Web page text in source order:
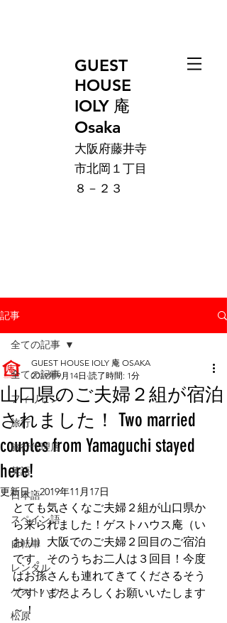
GUEST
HOUSE
IOLY 庵
Osaka
大阪府藤井寺
市北岡１丁目
８－２３
記事
全ての記事
フィリピン
旅行
旅行代理店
英語
日本語
スペイン語
自転車
レンタル
ゲストハウス
松原
全ての記事
山口県のご夫婦２組が宿泊
されました！ Two married
couples from Yamaguchi stayed
here!
GUEST HOUSE IOLY 庵 OSAKA
2019年9月14日 読了時間: 1分
更新日：2019年11月17日
とても気さくなご夫婦２組が山口県か
ら来られました！ゲストハウス庵（い
おり）大阪でのご夫婦２回目のご宿泊
です。そのうちお二人は３回目！今度
はお孫さんも連れてきてくださるそう
です！またよろしくお願いいたします
～！